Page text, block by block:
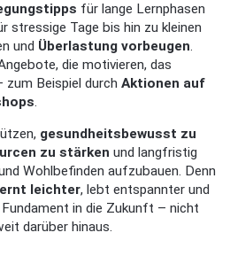
für lange Lernphasen
stressige Tage bis hin zu kleinen
und Überlastung vorbeugen.
die motivieren, das
zum Beispiel durch Aktionen auf
.
gesundheitsbewusst zu
zu stärken und langfristig
Wohlbefinden aufzubauen. Denn
leichter, lebt entspannter und
in die Zukunft – nicht
darüber hinaus.